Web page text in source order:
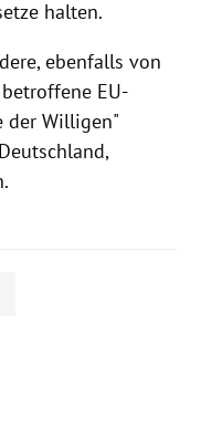
halten.
ebenfalls von
EU-
der Willigen"